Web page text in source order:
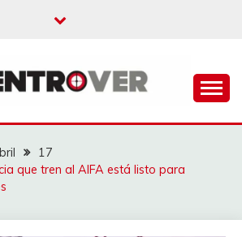
17
que tren al AIFA está listo para